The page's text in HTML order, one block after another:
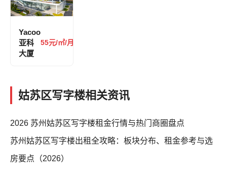
Yacoo
亚科
大厦
55元/㎡/月
姑苏区写字楼相关资讯
2026 苏州姑苏区写字楼租金行情与热门商圈盘点
苏州姑苏区写字楼出租全攻略：板块分布、租金参考与选
房要点（2026）